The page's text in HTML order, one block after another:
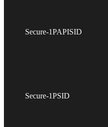
Secure-1PAPISID
Secure-1PSID